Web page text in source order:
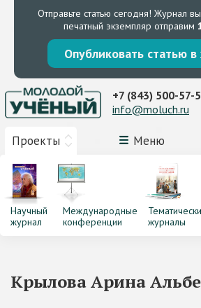
Отправьте статью сегодня! Журнал
печатный экземпляр отправим
Опубликовать статью
Проекты Меню
+7 (843) 500-57-
info@moluch.ru
Научный
журнал
Международные
конференции
журналы
Крылова Арина